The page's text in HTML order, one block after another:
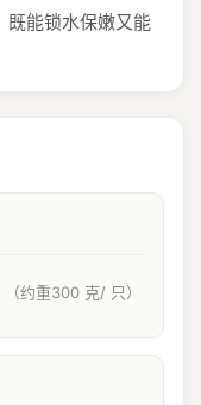
既能锁⽔保嫩⼜能
（约重300 克/ 只）